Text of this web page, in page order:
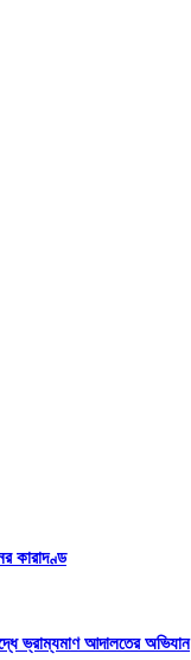
কারাদণ্ড
ভ্রাম্যমাণ আদালতের অভিযান